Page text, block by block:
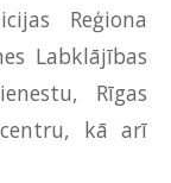
Reģiona
Labklājības
Rīgas
kā arī